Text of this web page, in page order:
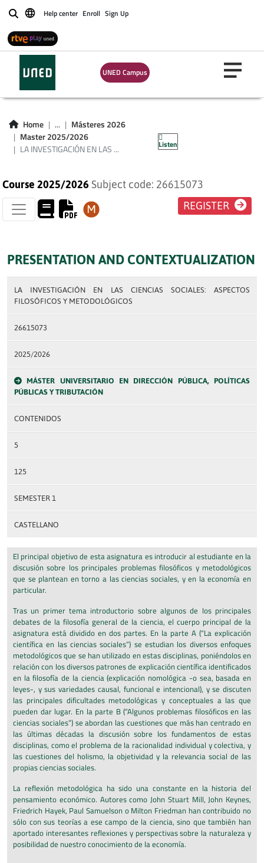
BuscarHelp center Enroll Sign Up
UNED Campus
Home ...
Másteres 2026
Master 2025/2026
LA INVESTIGACIÓN EN LAS ...
Listen
EN LAS CIENCIAS
SOCIALES:
ASPECTOS
FILOSÓFICOS Y
METODOLÓGICOS
Course 2025/2026 Subject code: 26615073
REGISTER
PRESENTATION AND CONTEXTUALIZATION
LA INVESTIGACIÓN EN LAS CIENCIAS SOCIALES: ASPECTOS
FILOSÓFICOS Y METODOLÓGICOS
26615073
2025/2026
MÁSTER UNIVERSITARIO EN DIRECCIÓN PÚBLICA, POLÍTICAS
PÚBLICAS Y TRIBUTACIÓN
CONTENIDOS
5
125
SEMESTER 1
CASTELLANO
El principal objetivo de esta asignatura es introducir al estudiante en la
discusión sobre los principales problemas filosóficos y metodológicos
que se plantean en torno a las ciencias sociales, y en la economía en
particular.
Tras un primer tema introductorio sobre algunos de los principales
debates de la filosofía general de la ciencia, el cuerpo principal de la
asignatura está dividido en dos partes. En la parte A (“La explicación
científica en las ciencias sociales”) se estudian los diversos enfoques
metodológicos que se han utilizado en estas disciplinas, poniéndolos en
relación con los diversos patrones de explicación científica identificados
en la filosofía de la ciencia (explicación nomológica -o sea, basada en
leyes-, y sus variedades causal, funcional e intencional), y se discuten
las principales dificultades metodológicas y conceptuales a las que
pueden dar lugar. En la parte B (“Algunos problemas filosóficos en las
ciencias sociales”) se abordan las cuestiones que más han centrado en
las últimas décadas la discusión sobre los fundamentos de estas
disciplinas, como el problema de la racionalidad individual y colectiva, y
las cuestiones del holismo, la objetividad y la relevancia social de las
propias ciencias sociales.
La reflexión metodológica ha sido una constante en la historia del
pensamiento económico. Autores como John Stuart Mill, John Keynes,
Friedrich Hayek, Paul Samuelson o Milton Friedman han contribuido no
sólo con sus teorías a ese campo de la ciencia, sino que también han
aportado interesantes reflexiones y perspectivas sobre la naturaleza y
posibilidad de nuestro conocimiento de la economía.